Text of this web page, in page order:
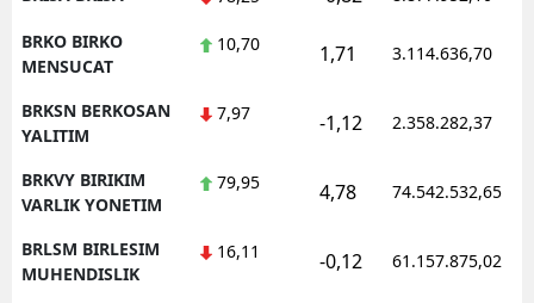
BRKO BIRKO
MENSUCAT
10,70 1,71 3.114.636,70
BRKSN BERKOSAN
YALITIM
7,97 -1,12 2.358.282,37
BRKVY BIRIKIM
VARLIK YONETIM
79,95 4,78 74.542.532,65
BRLSM BIRLESIM
MUHENDISLIK
16,11 -0,12 61.157.875,02